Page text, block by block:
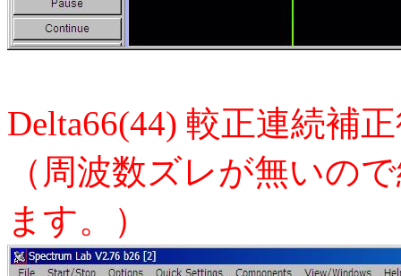
Delta66(44) 較正連続
（周波数ズレが無いの
ます。）